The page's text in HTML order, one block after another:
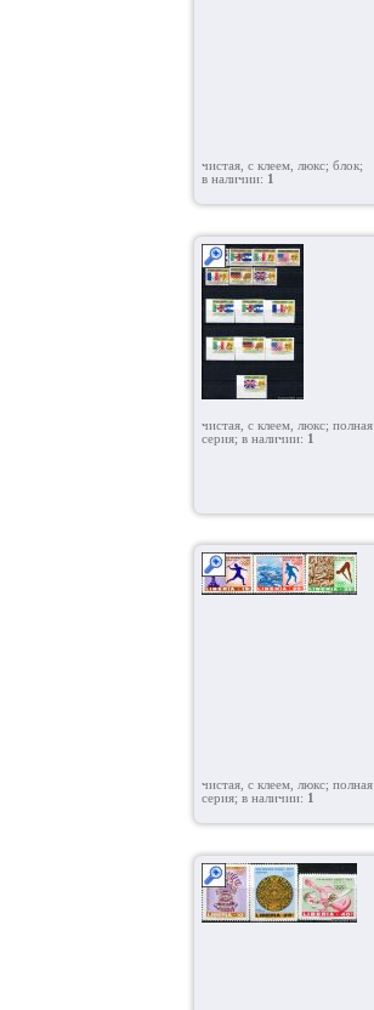
чистая, с клеем, люкс; блок;
в наличии: 1
чистая, с клеем, люкс; полная
серия; в наличии: 1
чистая, с клеем, люкс; полная
серия; в наличии: 1